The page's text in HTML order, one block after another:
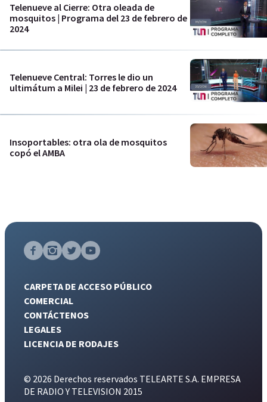
Telenueve al Cierre: Otra oleada de
mosquitos | Programa del 23 de febrero de
2024
Telenueve Central: Torres le dio un
ultimátum a Milei | 23 de febrero de 2024
Insoportables: otra ola de mosquitos
copó el AMBA
CARPETA DE ACCESO PÚBLICO
COMERCIAL
CONTÁCTENOS
LEGALES
LICENCIA DE RODAJES
© 2026 Derechos reservados TELEARTE S.A. EMPRESA
DE RADIO Y TELEVISION 2015